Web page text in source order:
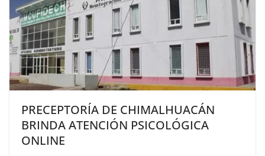
PRECEPTORÍA DE CHIMALHUACÁN
BRINDA ATENCIÓN PSICOLÓGICA
ONLINE